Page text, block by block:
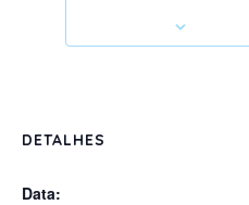
DETALHES
Data: